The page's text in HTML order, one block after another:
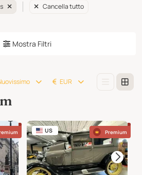
Cancella tutto
Mostra Filtri
EUR
US Premium